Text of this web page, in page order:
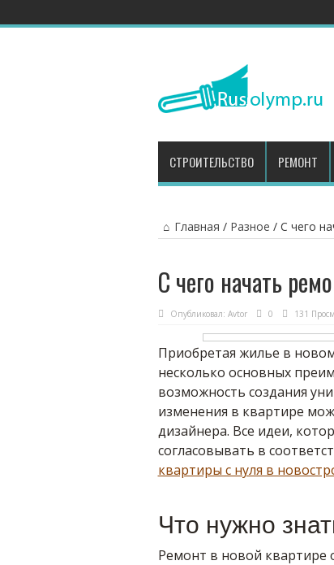
СТРОИТЕЛЬСТВО РЕМОНТ
Главная / Разное / С чего
С чего начать
Опубликовал: Avtor 0 131
Приобретая жилье в
несколько основных
возможность создания
изменения в квартире
дизайнера. Все идеи,
согласовывать в
квартиры с нуля в
Что нужно
Ремонт в новой квартире